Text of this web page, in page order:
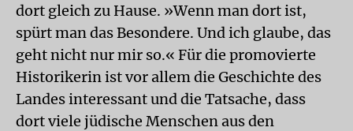
dort gleich zu Hause. »Wenn man dort ist,
spürt man das Besondere. Und ich glaube, das
geht nicht nur mir so.« Für die promovierte
Historikerin ist vor allem die Geschichte des
Landes interessant und die Tatsache, dass
dort viele jüdische Menschen aus den